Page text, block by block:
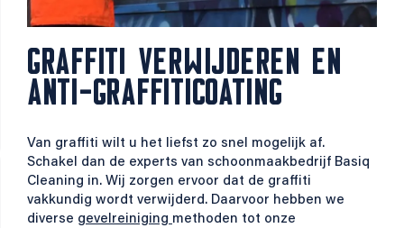
GRAFFITI VERWIJDEREN EN
ANTI-GRAFFITICOATING
Van graffiti wilt u het liefst zo snel mogelijk af.
Schakel dan de experts van schoonmaakbedrijf Basiq
Cleaning in. Wij zorgen ervoor dat de graffiti
vakkundig wordt verwijderd. Daarvoor hebben we
diverse gevelreiniging methoden tot onze